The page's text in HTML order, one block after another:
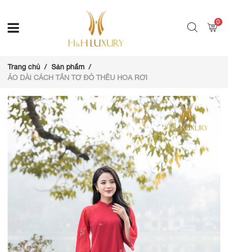
0
Trang chủ
Sản phẩm
ÁO DÀI CÁCH TÂN TƠ ĐỎ THÊU HOA RƠI